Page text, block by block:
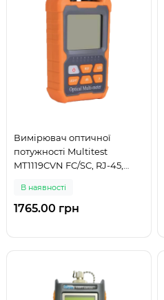
Вимірювач оптичної
потужності Multitest
MT1119CVN FC/SC, RJ-45,
витої пари
В наявності
1765.00 грн